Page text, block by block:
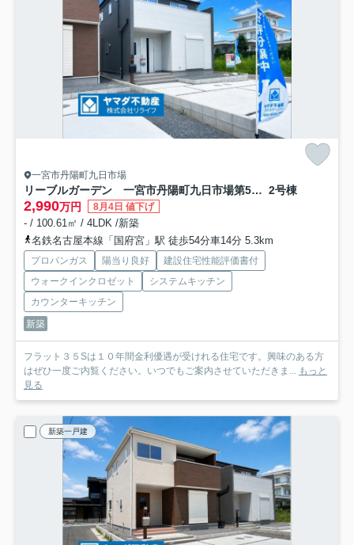
一宮市丹陽町九日市場
リーブルガーデン 一宮市丹陽町九日市場第5 全2区画分譲 2号棟
2,990万円 8月4日 値下げ
- / 100.61㎡ / 4LDK /新築
名鉄名古屋本線「国府宮」駅 徒歩54分車14分 5.3km
プロパンガス 陽当り良好
建設住宅性能評価書付
ウォークインクロゼット
システムキッチン
カウンターキッチン
新築
フラット３５Sは１０年間金利優遇が受けれる住宅です。興味のある方
はぜひ一度ご内覧ください。いつでもご案内させていただきま... もっと
見る
新築一戸建